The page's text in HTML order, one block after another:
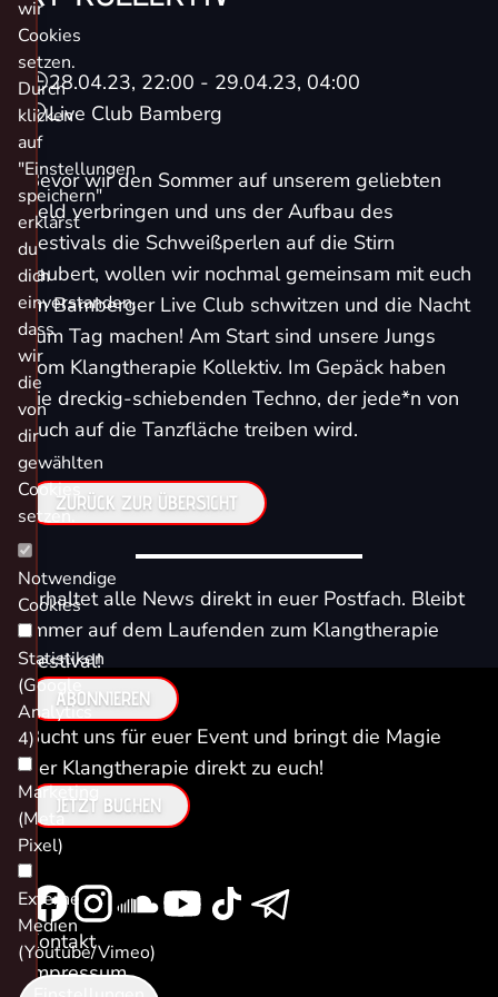
28.04.23, 22:00 - 29.04.23, 04:00
Live Club Bamberg
Bevor wir den Sommer auf unserem geliebten
Feld verbringen und uns der Aufbau des
Festivals die Schweißperlen auf die Stirn
zaubert, wollen wir nochmal gemeinsam mit euch
im Bamberger Live Club schwitzen und die Nacht
zum Tag machen! Am Start sind unsere Jungs
vom Klangtherapie Kollektiv. Im Gepäck haben
sie dreckig-schiebenden Techno, der jede*n von
euch auf die Tanzfläche treiben wird.
ZURÜCK ZUR ÜBERSICHT
Erhaltet alle News direkt in euer Postfach. Bleibt
immer auf dem Laufenden zum Klangtherapie
Festival!
ABONNIEREN
Bucht uns für euer Event und bringt die Magie
der Klangtherapie direkt zu euch!
JETZT BUCHEN
Kontakt
Impressum
wir
Cookies
setzen.
Durch
klicken
auf
"Einstellungen
speichern"
erklärst
du
dich
einverstanden,
dass
wir
die
von
dir
gewählten
Cookies
setzen.
Notwendige
Cookies
Statistiken
(Google
Analytics
4)
Marketing
(Meta
Pixel)
Externe
Medien
(Youtube/Vimeo)